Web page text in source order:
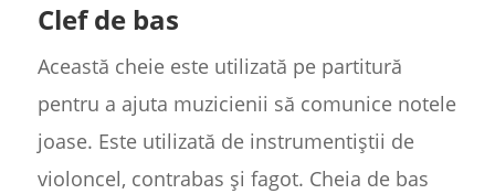
Clef de bas
Această cheie este utilizată pe partitură
pentru a ajuta muzicienii să comunice notele
joase. Este utilizată de instrumentiștii de
violoncel, contrabas și fagot. Cheia de bas